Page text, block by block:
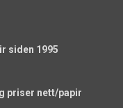
siden 1995
priser nett/papir